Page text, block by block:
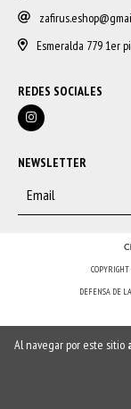
Al navegar por este sitio
Esmeralda 779 1er
REDES SOCIALES
NEWSLETTER
DEFENSA DE